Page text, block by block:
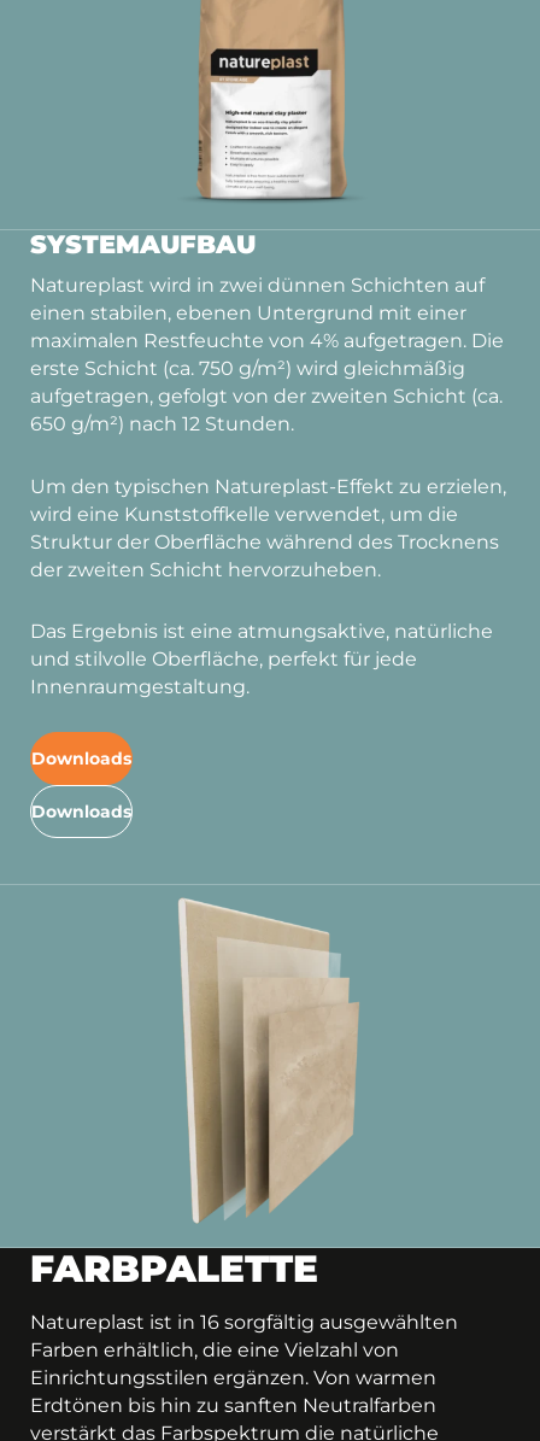
SYSTEMAUFBAU
Natureplast wird in zwei dünnen Schichten auf
einen stabilen, ebenen Untergrund mit einer
maximalen Restfeuchte von 4% aufgetragen. Die
erste Schicht (ca. 750 g/m²) wird gleichmäßig
aufgetragen, gefolgt von der zweiten Schicht (ca.
650 g/m²) nach 12 Stunden.
Um den typischen Natureplast-Effekt zu erzielen,
wird eine Kunststoffkelle verwendet, um die
Struktur der Oberfläche während des Trocknens
der zweiten Schicht hervorzuheben.
Das Ergebnis ist eine atmungsaktive, natürliche
und stilvolle Oberfläche, perfekt für jede
Innenraumgestaltung.
Downloads
Downloads
FARBPALETTE
Natureplast ist in 16 sorgfältig ausgewählten
Farben erhältlich, die eine Vielzahl von
Einrichtungsstilen ergänzen. Von warmen
Erdtönen bis hin zu sanften Neutralfarben
verstärkt das Farbspektrum die natürliche